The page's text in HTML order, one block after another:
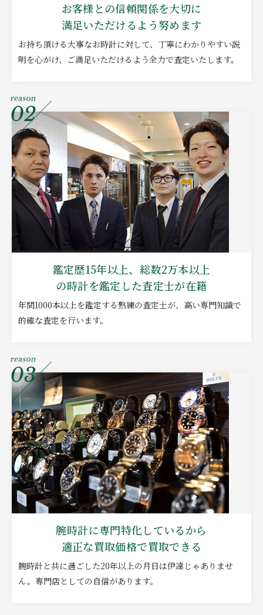
お客様との信頼関係を大切に
満足いただけるよう努めます
お持ち頂ける大事なお時計に対して、丁寧にわかりやすい説
明を心がけ、ご満足いただけるよう全力で査定いたします。
鑑定歴15年以上、総数2万本以上
の時計を鑑定した査定士が在籍
年間1000本以上を鑑定する熟練の査定士が、高い専門知識で
的確な査定を行います。
腕時計に専門特化しているから
適正な買取価格で買取できる
腕時計と共に過ごした20年以上の月日は伊達じゃありませ
ん。専門店としての自信があります。